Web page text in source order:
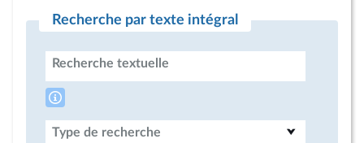
Recherche par texte intégral
Recherche textuelle
Type de recherche